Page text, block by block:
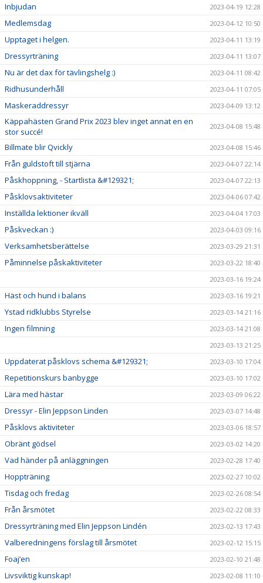
Inbjudan 2023-04-19 12:28
Medlemsdag 2023-04-12 10:50
Upptaget i helgen. 2023-04-11 13:19
Dressyrträning 2023-04-11 13:07
Nu är det dax för tävlingshelg :) 2023-04-11 08:42
Ridhusunderhåll 2023-04-11 07:05
Maskeraddressyr 2023-04-09 13:12
Käppahästen Grand Prix 2023 blev inget annat en en
stor succé!
2023-04-08 15:48
Billmate blir Qvickly 2023-04-08 15:46
Från guldstoft till stjärna 2023-04-07 22:14
Påskhoppning, - Startlista &#129321; 2023-04-07 22:13
Påsklovsaktiviteter 2023-04-06 07:42
Inställda lektioner ikväll 2023-04-04 17:03
Påskveckan :) 2023-04-03 09:16
Verksamhetsberättelse 2023-03-29 21:31
Påminnelse påskaktiviteter
2023-03-22 18:40
2023-03-16 19:24
Häst och hund i balans 2023-03-16 19:21
Ystad ridklubbs Styrelse 2023-03-14 21:16
Ingen filmning
2023-03-14 21:08
2023-03-13 21:25
Uppdaterat påsklovs schema &#129321; 2023-03-10 17:04
Repetitionskurs banbygge 2023-03-10 17:02
Lära med hästar 2023-03-09 06:22
Dressyr - Elin Jeppson Linden 2023-03-07 14:48
Påsklovs aktiviteter 2023-03-06 18:57
Obränt gödsel 2023-03-02 14:20
Vad händer på anläggningen 2023-02-28 17:40
Hoppträning 2023-02-27 10:02
Tisdag och fredag 2023-02-26 08:54
Från årsmötet 2023-02-22 08:33
Dressyrträning med Elin Jeppson Lindén 2023-02-13 17:43
Valberedningens förslag till årsmötet 2023-02-12 15:15
Foaj’en 2023-02-10 21:48
Livsviktig kunskap! 2023-02-08 11:10